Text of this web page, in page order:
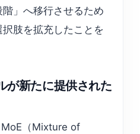
」へ移行させるため
肢を拡充したことを
が新たに提供された
（Mixture of